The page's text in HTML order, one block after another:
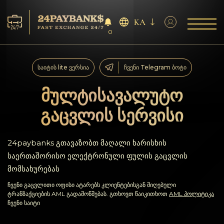
მომსახურება
რეზერვები
პარტნიორებს
გამოხმაურებები
წესები
AML/CFT
0
KA
მულტისავალუტო
გაცვლის სერვისი
საიტის lite ვერსია ჩვენი Telegram ბოტი
24paybanks გთავაზობთ მაღალი ხარისხის
საერთაშორისო ელექტრონული ფულის გაცვლის
მომსახურებას
ჩვენი გაცვლითი ოფისი ატარებს კლიენტებისგან მიღებული
ტრანზაქციების AML გადამოწმებას. გთხოვთ წაიკითხოთ AML პოლიტიკა
ჩვენი საიტი